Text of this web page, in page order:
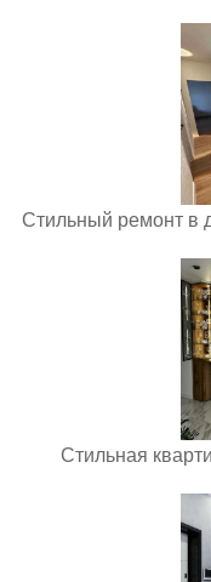
Стильный ремонт в
Стильная